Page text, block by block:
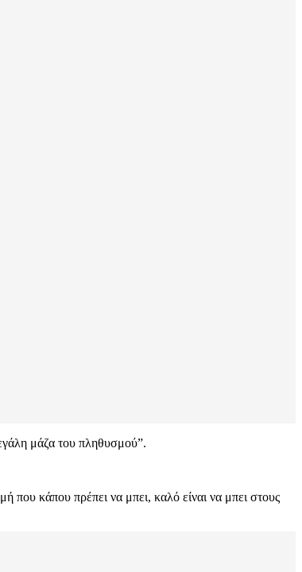
μάζα του πληθυσμού”.
που κάπου πρέπει να μπει, καλό είναι να μπει στους